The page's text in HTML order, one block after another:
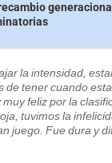
la intensidad,
de tener cuando
feliz por la
tuvimos la
juego. Fue dura y